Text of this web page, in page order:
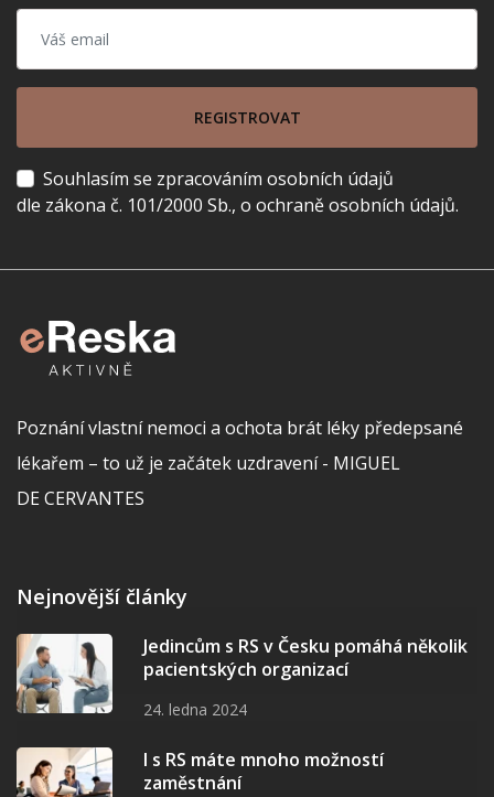
REGISTROVAT
Souhlasím se zpracováním osobních údajů
dle zákona č. 101/2000 Sb., o ochraně osobních údajů.
Poznání vlastní nemoci a ochota brát léky předepsané
lékařem – to už je začátek uzdravení - MIGUEL
DE CERVANTES
Nejnovější články
Jedincům s RS v Česku pomáhá několik
pacientských organizací
24. ledna 2024
I s RS máte mnoho možností
zaměstnání